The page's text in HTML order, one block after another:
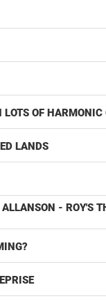
LOTS OF
LANDS
- ROY'S